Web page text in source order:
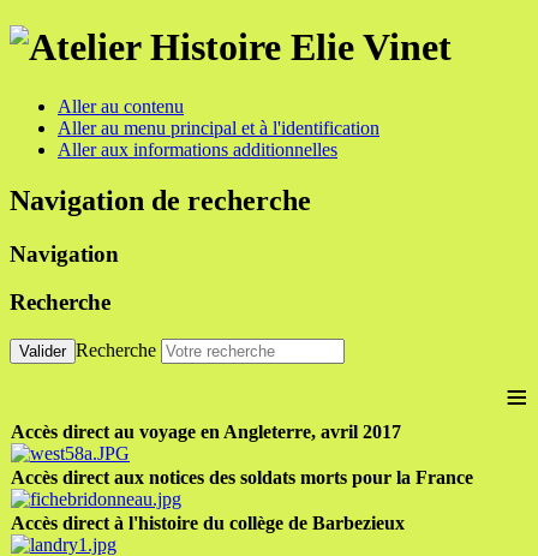
Aller au contenu
Aller au menu principal et à l'identification
Aller aux informations additionnelles
Navigation de recherche
Navigation
Recherche
Valider Recherche
≡
Accès direct au voyage en Angleterre, avril 2017
Accès direct aux notices des soldats morts pour la France
Accès direct à l'histoire du collège de Barbezieux